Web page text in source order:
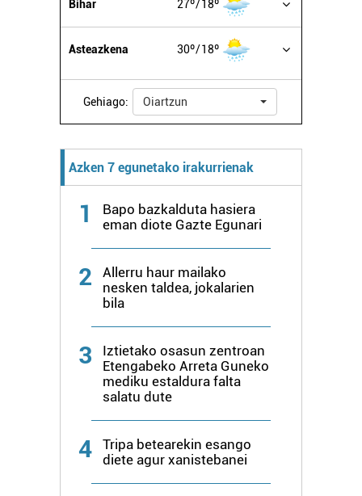
Bihar 27º 18º
Asteazkena 30º 18º
Gehiago: Oiartzun
Azken 7 egunetako irakurrienak
1
Bapo bazkalduta hasiera
eman diote Gazte Egunari
2
Allerru haur mailako
nesken taldea, jokalarien
bila
3
Iztietako osasun zentroan
Etengabeko Arreta Guneko
mediku estaldura falta
salatu dute
4
Tripa betearekin esango
diete agur xanistebanei